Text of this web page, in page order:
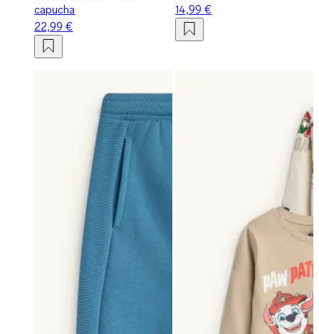
capucha
22,99 €
14,99 €